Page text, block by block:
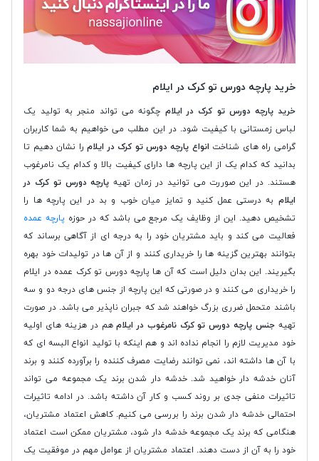
خرید پارچه دورس تو کرک در ایلام
خرید پارچه دورس تو کرک در ایلام چگونه می تواند منجر به تولید یک
لباس زمستانی با کیفیت شود. در این مطلب می خواهیم به شما کاربران
گرامی راه های شناخت انواع پارچه دورس تو کرک در ایلامرا نشان دهیم تا
بدانید که کدام یک از این پارچه ها دارای کیفیت بالا و کدام یک نامرغوب
هستند. در این صوررت می توانید در زمان تهیه پارچه دورس تو کرک در
ایلام به درستی عمل کنید و تمایز میان خوب و بد در این پارچه ها را
تشخیص دهید. این از وظایف یک مرجع می باشد که در حوزه پارچه عمده
فعالیت می کند و باید مشتریان خود را به درجه ای از آگاهی برساند که
بتوانند بهترین گزینه ها را خریداری کنند و از آن ها در تولیدات خود بهره
بگیریند. این بدان دلیل است که آن ها پارچه دورس تو کرک عمده در ایلام
را خریداری می کنند و در صورتی که این پارچه از جنس های درجه دو و سه
باشند متحمل ضرری بزرگ خواهند شد که جبران ناپذیر می باشد. در صورت
تهیه جنس پارچه دورس تو کرک نامرغوب در ایلامهم در هزینه های اولیه
خود مدیریت لازم را انجام نداده اند و هم اینکه با تولید انواع البسه ای که
با آن ها داشته اند، نمی توانند رضایت مصرف کننده را برآورده کنند و برند
آنان خدشه دار خواهید شد. خدشه دار شدن برند یک مجموعه می تواند
تاثیرات منفی جدی بر روند کسب و کار آن داشته باشد. در ادامه تاثیرات
احتمالی خدشه دار شدن برند را بررسی می کنیم. کاهش اعتماد مشتریان،
هنگامی که برند یک مجموعه خدشه دار شود، مشتریان ممکن است اعتماد
خود را به آن از دست دهند. اعتماد مشتریان از عوامل مهم در موفقیت یک